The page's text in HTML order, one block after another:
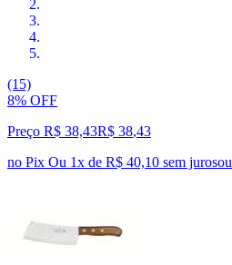
(15)
8% OFF
Preço R$ 38,43R$ 38,43
no Pix Ou 1x de R$ 40,10 sem jurosou